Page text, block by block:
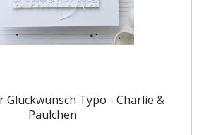
Glückwunsch Typo - Charlie &
Paulchen